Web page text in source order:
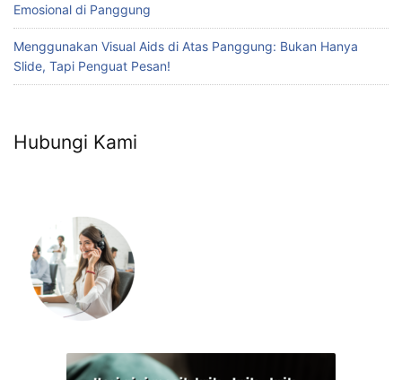
Emosional di Panggung
Menggunakan Visual Aids di Atas Panggung: Bukan Hanya
Slide, Tapi Penguat Pesan!
Hubungi Kami